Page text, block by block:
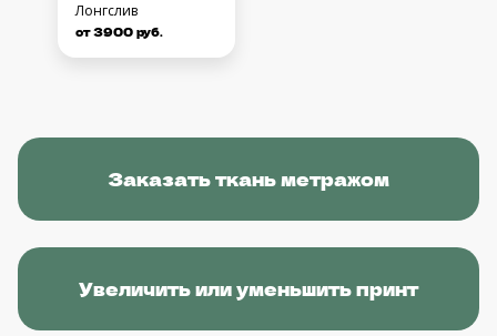
Лонгслив
от 3900 руб.
Заказать ткань метражом
Увеличить или уменьшить принт